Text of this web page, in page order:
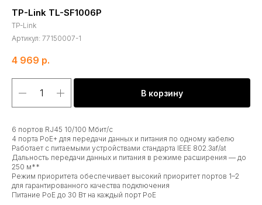
TP-Link TL-SF1006P
TP-Link
Артикул: 77150007-1
4 969 р.
В корзину
6 портов RJ45 10/100 Мбит/с
4 порта PoE+ для передачи данных и питания по одному кабелю
Работает с питаемыми устройствами стандарта IEEE 802.3af/at
Дальность передачи данных и питания в режиме расширения — до
250 м**
Режим приоритета обеспечивает высокий приоритет портов 1–2
для гарантированного качества подключения
Питание PoE до 30 Вт на каждый порт PoE